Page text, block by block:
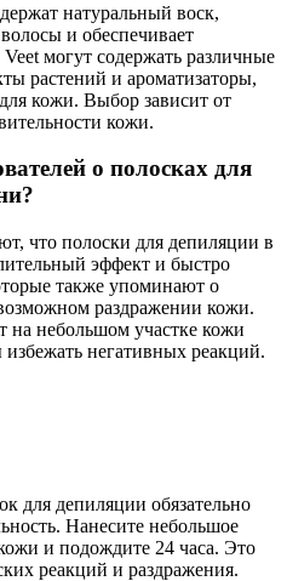
натуральный воск,
и обеспечивает
могут содержать различные
растений и ароматизаторы,
кожи. Выбор зависит от
кожи.
о полосках для
что полоски для депиляции в
эффект и быстро
также упоминают о
раздражении кожи.
на небольшом участке кожи
негативных реакций.
для депиляции обязательно
Нанесите небольшое
и подождите 24 часа. Это
реакций и раздражения.